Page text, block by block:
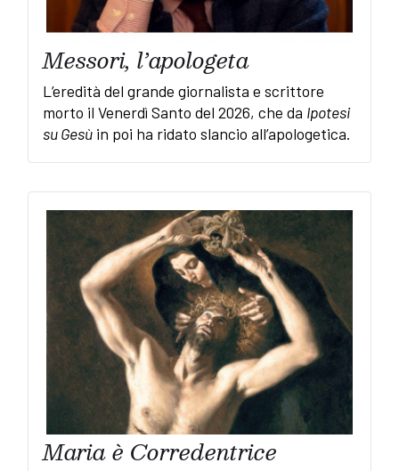
Messori, l’apologeta
L’eredità del grande giornalista e scrittore
morto il Venerdì Santo del 2026, che da Ipotesi
su Gesù in poi ha ridato slancio all’apologetica.
Maria è Corredentrice